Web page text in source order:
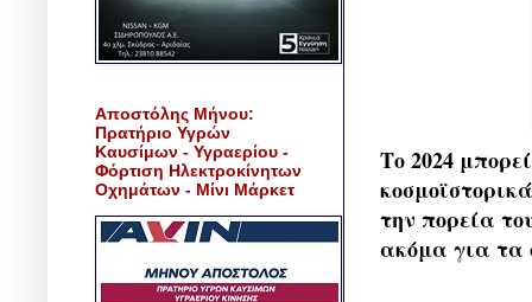
Το 2024
την πορεία
ακόμα για τα
Αποστόλης Μήνου:
Πρατήριο Υγρών
Καυσίμων - Υγραερίου -
Φόρτιση Ηλεκτροκίνητων
Οχημάτων - Μίνι Μάρκετ